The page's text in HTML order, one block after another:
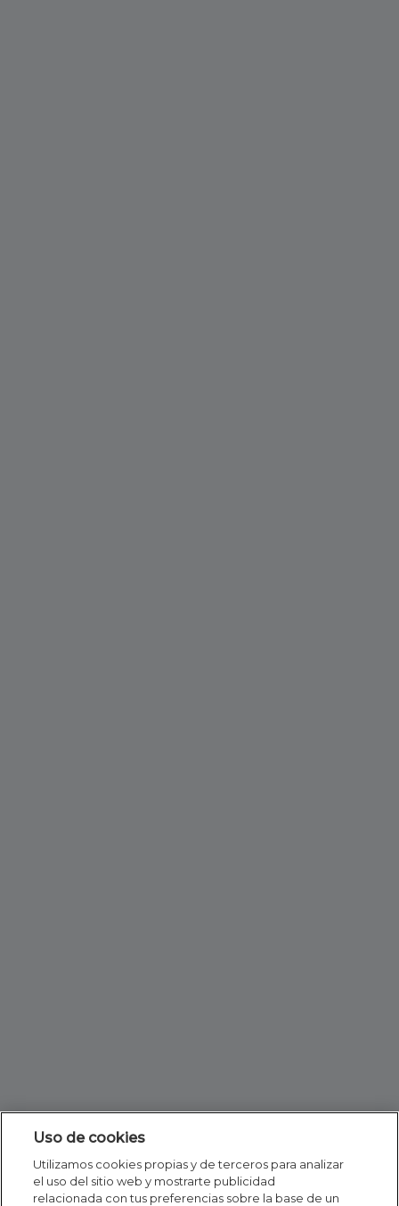
Uso de cookies
Utilizamos cookies propias y de terceros para analizar
el uso del sitio web y mostrarte publicidad
relacionada con tus preferencias sobre la base de un